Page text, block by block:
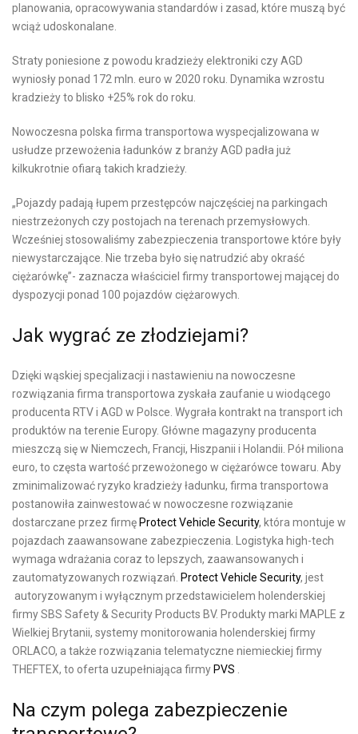
planowania, opracowywania standardów i zasad, które muszą być
wciąż udoskonalane.
Straty poniesione z powodu kradzieży elektroniki czy AGD
wyniosły ponad 172 mln. euro w 2020 roku. Dynamika wzrostu
kradzieży to blisko +25% rok do roku.
Nowoczesna polska firma transportowa wyspecjalizowana w
usłudze przewożenia ładunków z branży AGD padła już
kilkukrotnie ofiarą takich kradzieży.
„Pojazdy padają łupem przestępców najczęściej na parkingach
niestrzeżonych czy postojach na terenach przemysłowych.
Wcześniej stosowaliśmy zabezpieczenia transportowe które były
niewystarczające. Nie trzeba było się natrudzić aby okraść
ciężarówkę”- zaznacza właściciel firmy transportowej mającej do
dyspozycji ponad 100 pojazdów ciężarowych.
Jak wygrać ze złodziejami?
Dzięki wąskiej specjalizacji i nastawieniu na nowoczesne
rozwiązania firma transportowa zyskała zaufanie u wiodącego
producenta RTV i AGD w Polsce. Wygrała kontrakt na transport ich
produktów na terenie Europy. Główne magazyny producenta
mieszczą się w Niemczech, Francji, Hiszpanii i Holandii. Pół miliona
euro, to częsta wartość przewożonego w ciężarówce towaru. Aby
zminimalizować ryzyko kradzieży ładunku, firma transportowa
postanowiła zainwestować w nowoczesne rozwiązanie
dostarczane przez firmę Protect Vehicle Security, która montuje w
pojazdach zaawansowane zabezpieczenia. Logistyka high-tech
wymaga wdrażania coraz to lepszych, zaawansowanych i
zautomatyzowanych rozwiązań. Protect Vehicle Security, jest
autoryzowanym i wyłącznym przedstawicielem holenderskiej
firmy SBS Safety & Security Products BV. Produkty marki MAPLE z
Wielkiej Brytanii, systemy monitorowania holenderskiej firmy
ORLACO, a także rozwiązania telematyczne niemieckiej firmy
THEFTEX, to oferta uzupełniająca firmy PVS
Na czym polega zabezpieczenie